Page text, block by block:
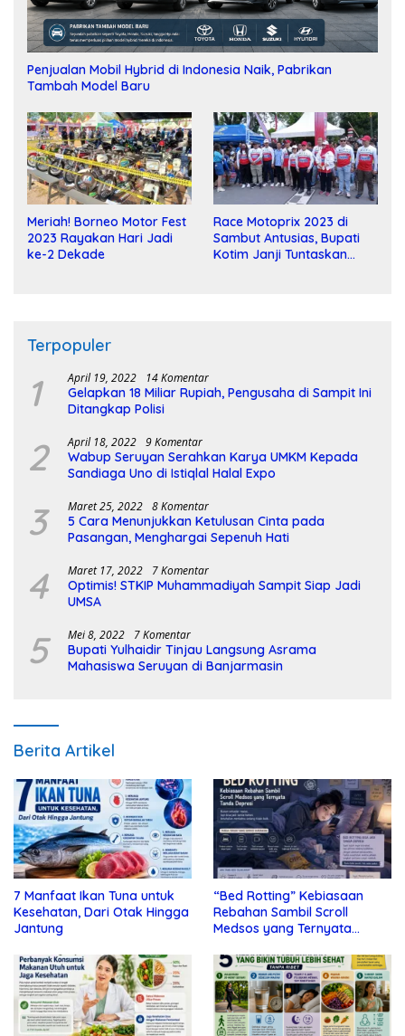
Penjualan Mobil Hybrid di Indonesia Naik, Pabrikan
Tambah Model Baru
Meriah! Borneo Motor Fest
2023 Rayakan Hari Jadi
ke-2 Dekade
Race Motoprix 2023 di
Sambut Antusias, Bupati
Kotim Janji Tuntaskan
Terpopuler
1 April 19, 2022 14 Komentar
Gelapkan 18 Miliar Rupiah, Pengusaha di Sampit Ini
Ditangkap Polisi
2 April 18, 2022 9 Komentar
Wabup Seruyan Serahkan Karya UMKM Kepada
Sandiaga Uno di Istiqlal Halal Expo
3 Maret 25, 2022 8 Komentar
5 Cara Menunjukkan Ketulusan Cinta pada
Pasangan, Menghargai Sepenuh Hati
4 Maret 17, 2022 7 Komentar
Optimis! STKIP Muhammadiyah Sampit Siap Jadi
UMSA
5 Mei 8, 2022 7 Komentar
Bupati Yulhaidir Tinjau Langsung Asrama
Mahasiswa Seruyan di Banjarmasin
Berita Artikel
7 Manfaat Ikan Tuna untuk
Kesehatan, Dari Otak Hingga
Jantung
“Bed Rotting” Kebiasaan
Rebahan Sambil Scroll
Medsos yang Ternyata